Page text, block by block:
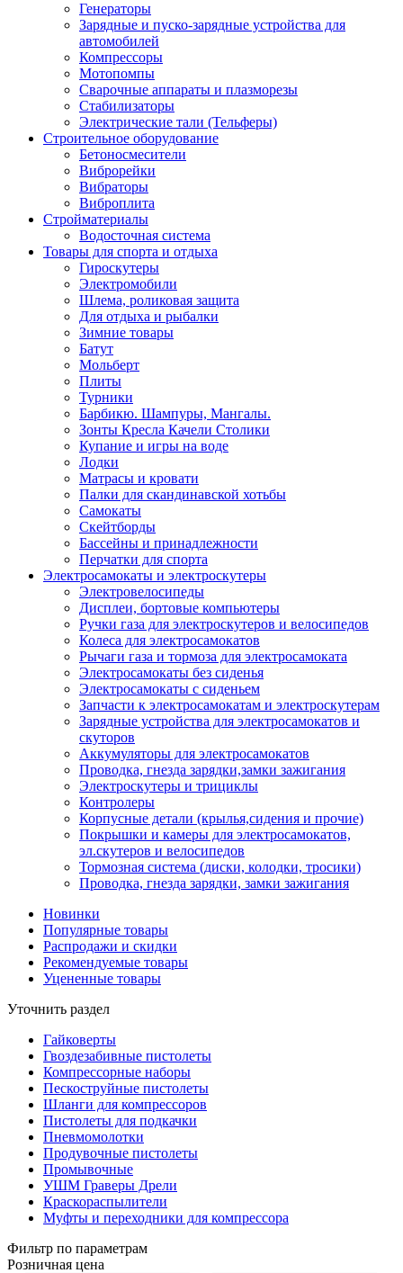
Генераторы
Зарядные и пуско-зарядные устройства для
автомобилей
Компрессоры
Мотопомпы
Сварочные аппараты и плазморезы
Стабилизаторы
Электрические тали (Тельферы)
Строительное оборудование
Бетоносмесители
Виброрейки
Вибраторы
Виброплита
Стройматериалы
Водосточная система
Товары для спорта и отдыха
Гироскутеры
Электромобили
Шлема, роликовая защита
Для отдыха и рыбалки
Зимние товары
Батут
Мольберт
Плиты
Турники
Барбикю. Шампуры, Мангалы.
Зонты Кресла Качели Столики
Купание и игры на воде
Лодки
Матрасы и кровати
Палки для скандинавской хотьбы
Самокаты
Скейтборды
Бассейны и принадлежности
Перчатки для спорта
Электросамокаты и электроскутеры
Электровелосипеды
Дисплеи, бортовые компьютеры
Ручки газа для электроскутеров и велосипедов
Колеса для электросамокатов
Рычаги газа и тормоза для электросамоката
Электросамокаты без сиденья
Электросамокаты с сиденьем
Запчасти к электросамокатам и электроскутерам
Зарядные устройства для электросамокатов и
скуторов
Аккумуляторы для электросамокатов
Проводка, гнезда зарядки,замки зажигания
Электроскутеры и трициклы
Контролеры
Корпусные детали (крылья,сидения и прочие)
Покрышки и камеры для электросамокатов,
эл.скутеров и велосипедов
Тормозная система (диски, колодки, тросики)
Проводка, гнезда зарядки, замки зажигания
Новинки
Популярные товары
Распродажи и скидки
Рекомендуемые товары
Уцененные товары
Уточнить раздел
Гайковерты
Гвоздезабивные пистолеты
Компрессорные наборы
Пескоструйные пистолеты
Шланги для компрессоров
Пистолеты для подкачки
Пневмомолотки
Продувочные пистолеты
Промывочные
УШМ Граверы Дрели
Краскораспылители
Муфты и переходники для компрессора
Фильтр по параметрам
Розничная цена